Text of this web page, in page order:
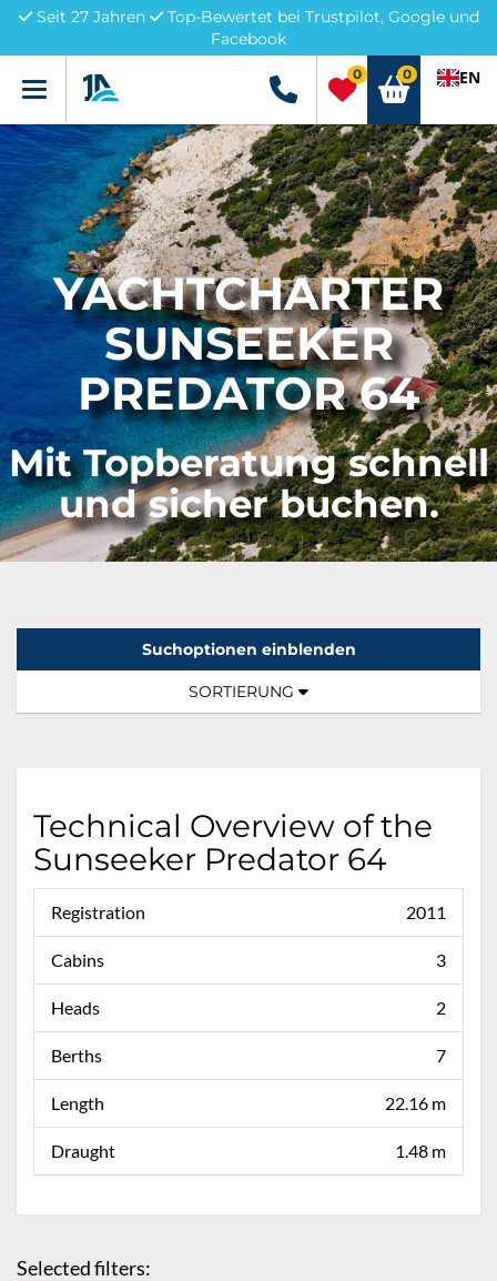
Seit 27 Jahren
Top-Bewertet bei Trustpilot, Google und
Facebook
Menü +49 5741 3222690
0 0 EN
YACHTCHARTER
SUNSEEKER
PREDATOR 64
Mit Topberatung schnell
und sicher buchen.
Suchoptionen einblenden
TOGGLE NAVIGATION
SORTIERUNG
Technical Overview of the
Sunseeker Predator 64
Registration 2011
Cabins 3
Heads 2
Berths 7
Length 22.16 m
Draught 1.48 m
Selected filters: